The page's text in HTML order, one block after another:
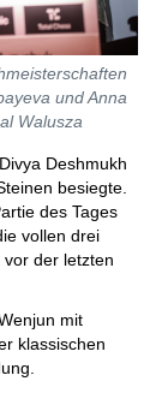
und Anna
Walusza
Deshmukh
besiegte.
des Tages
vollen drei
der letzten
mit
klassischen